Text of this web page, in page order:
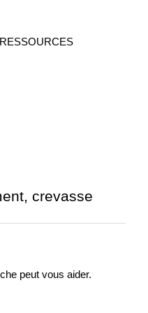
RESSOURCES
crevasse
peut vous aider.